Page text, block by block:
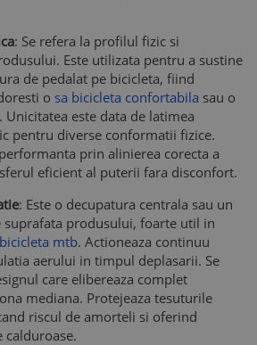
: Se refera la profilul fizic si
Este utilizata pentru a sustine
de pedalat pe bicicleta, fiind
o sa bicicleta confortabila sau o
. Unicitatea este data de latimea
pentru diverse conformatii fizice.
prin alinierea corecta a
eficient al puterii fara disconfort.
: Este o decupatura centrala sau un
suprafata produsului, foarte util in
mtb. Actioneaza continuu
aerului in timpul deplasarii. Se
care elibereaza complet
mediana. Protejeaza tesuturile
riscul de amorteli si oferind
calduroase.